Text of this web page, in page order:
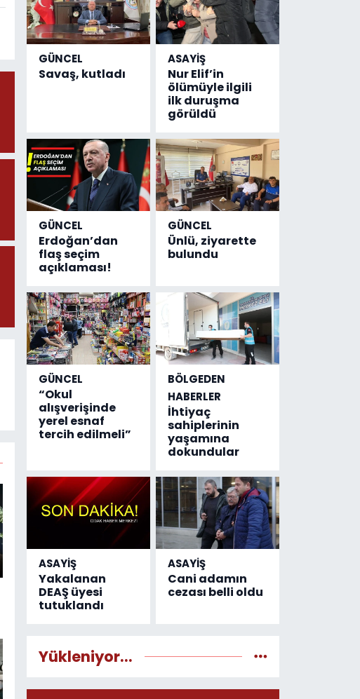
GÜNCEL
Savaş, kutladı
ASAYİŞ
Nur Elif’in
ölümüyle ilgili
ilk duruşma
görüldü
GÜNCEL
Erdoğan’dan
flaş seçim
açıklaması!
GÜNCEL
Ünlü, ziyarette
bulundu
GÜNCEL
“Okul
alışverişinde
yerel esnaf
tercih edilmeli”
BÖLGEDEN
HABERLER
İhtiyaç
sahiplerinin
yaşamına
dokundular
ASAYİŞ
Yakalanan
DEAŞ üyesi
tutuklandı
ASAYİŞ
Cani adamın
cezası belli oldu
Yükleniyor...